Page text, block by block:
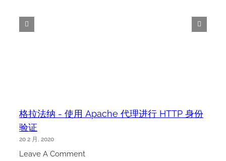
格拉法纳 - 使用 Apache 代理进行 HTTP 身份
验证
20 2 月, 2020
Leave A Comment